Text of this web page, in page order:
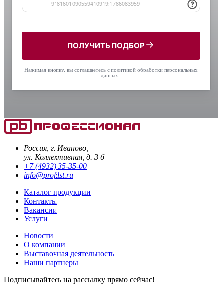
ПОЛУЧИТЬ ПОДБОР
Нажимая кнопку, вы соглашаетесь с политикой обработки персональных
данных
Россия, г. Иваново,
ул. Коллективная, д. 3 б
+7 (4932) 35-35-00
info@profdst.ru
Каталог продукции
Контакты
Вакансии
Услуги
Новости
О компании
Выставочная деятельность
Наши партнеры
Подписывайтесь на рассылку прямо сейчас!